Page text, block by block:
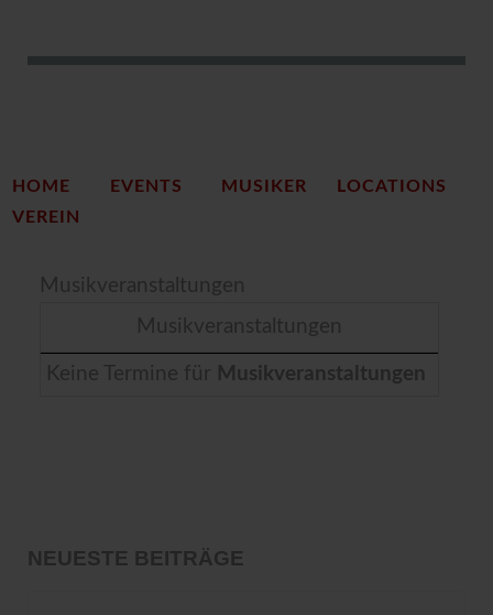
HOME EVENTS MUSIKER
LOCATIONS
VEREIN
Musikveranstaltungen
Musikveranstaltungen
Keine Termine für Musikveranstaltungen
NEUESTE BEITRÄGE